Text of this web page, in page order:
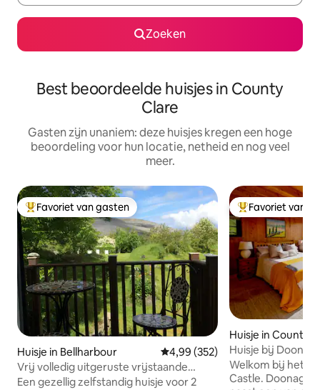
Zoeken
Best beoordeelde huisjes in County
Clare
Gasten zijn unaniem: deze huisjes kregen een hoge
beoordeling voor hun locatie, netheid en nog veel
meer.
Topfavoriet van gasten
Favoriet van gasten
Huisje in Bellharbour Gemiddelde beoordeling van
4,99 (352)
Vrij volledig uitgeruste vrijstaande
Burren-hideaway
Een gezellig zelfstandig huisje voor 2
Topfavoriet van
Favoriet van
Huisje in County
Huisje bij
Welkom bij het
Castle.